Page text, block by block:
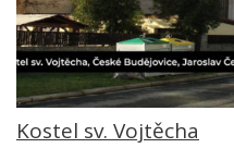
Kostel sv. Vojtěcha